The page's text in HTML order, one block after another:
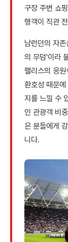
구장 주변 쇼
행객이 직관
남런던의 자
의 무덤'이라
팰리스의 응
환호성 때문
지를 느낄 수
인 관광객 비
은 분들에게
니다.